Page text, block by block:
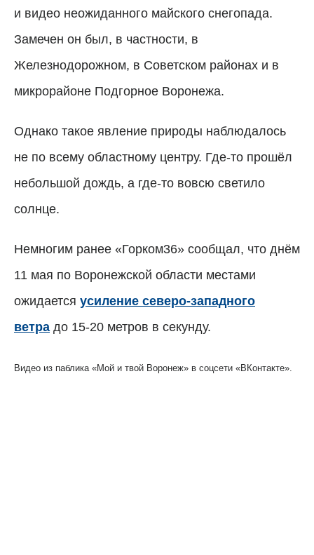
и видео неожиданного майского снегопада.
Замечен он был, в частности, в
Железнодорожном, в Советском районах и в
микрорайоне Подгорное Воронежа.
Однако такое явление природы наблюдалось
не по всему областному центру. Где-то прошёл
небольшой дождь, а где-то вовсю светило
солнце.
Немногим ранее «Горком36» сообщал, что днём
11 мая по Воронежской области местами
ожидается усиление северо-западного
ветра до 15-20 метров в секунду.
Видео из паблика «Мой и твой Воронеж» в соцсети «ВКонтакте».